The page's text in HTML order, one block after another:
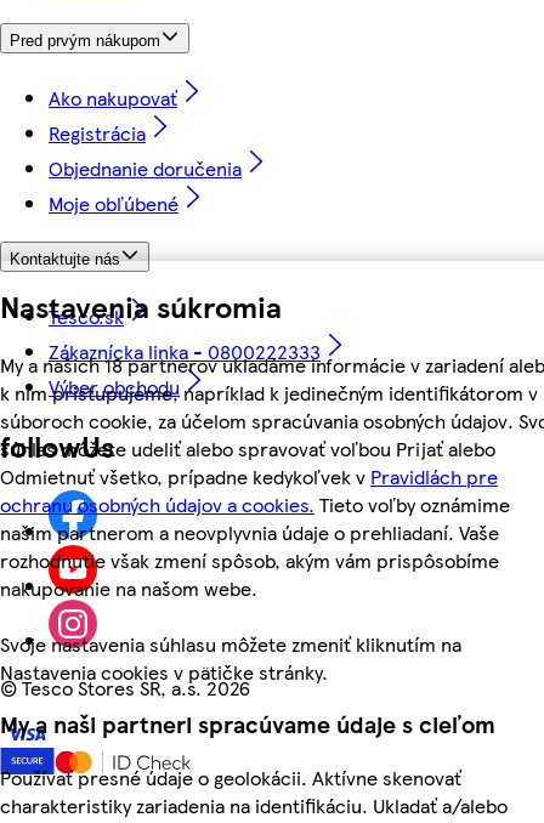
Nastavenia súkromia
My a našich 18 partnerov ukladáme informácie v zariadení
k nim pristupujeme, napríklad k jedinečným identifikátorom v
súboroch cookie, za účelom spracúvania osobných údajov.
súhlas môžete udeliť alebo spravovať voľbou Prijať alebo
Odmietnuť všetko, prípadne kedykoľvek v Pravidlách pre
ochranu osobných údajov a cookies. Tieto voľby oznámime
našim partnerom a neovplyvnia údaje o prehliadaní. Vaše
rozhodnutie však zmení spôsob, akým vám prispôsobíme
nakupovanie na našom webe.
Svoje nastavenia súhlasu môžete zmeniť kliknutím na
Nastavenia cookies v pätičke stránky.
My a naši partneri spracúvame údaje s cieľom
Používať presné údaje o geolokácii. Aktívne skenovať
charakteristiky zariadenia na identifikáciu. Ukladať a/alebo
Pred prvým nákupom
Ako nakupovať
Registrácia
Objednanie doručenia
Moje obľúbené
Kontaktujte nás
Tesco.sk
Zákaznícka linka - 0800222333
Výber obchodu
followUs
©Tesco Stores SR, a.s. 2026